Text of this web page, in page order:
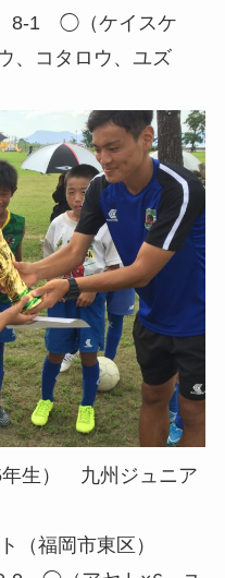
8-1 ◯（ケイスケ
、コタロウ、ユズ
年生） 九州ジュニア
（福岡市東区）